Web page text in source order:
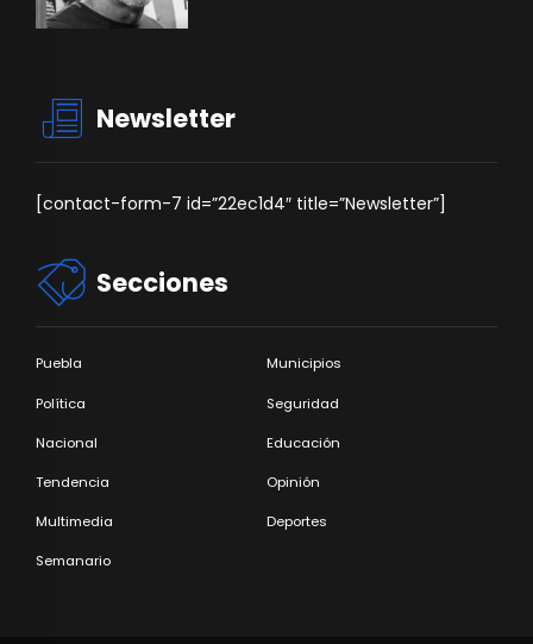
Newsletter
[contact-form-7 id=”22ec1d4″ title=”Newsletter”]
Secciones
Puebla Municipios
Política Seguridad
Nacional Educación
Tendencia Opinión
Multimedia Deportes
Semanario